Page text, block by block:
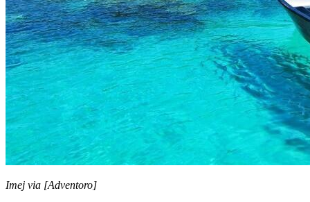
Imej via [Adventoro]